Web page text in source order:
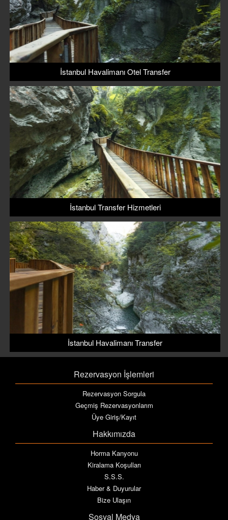
İstanbul Havalimanı Otel Transfer
İstanbul Transfer Hizmetleri
İstanbul Havalimanı Transfer
Rezervasyon İşlemleri
Rezervasyon Sorgula
Geçmiş Rezervasyonlarım
Üye Giriş/Kayıt
Hakkımızda
Horma Kanyonu
Kiralama Koşulları
S.S.S.
Haber & Duyurular
Bize Ulaşın
Sosyal Medya